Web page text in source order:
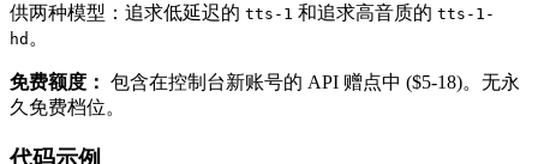
供两种模型：追求低延迟的 tts-1 和追求高音质的 tts-1-
hd 。
免费额度： 包含在控制台新账号的 API 赠点中 ($5-18)。无永
久免费档位。
代码示例